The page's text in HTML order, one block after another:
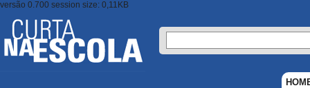
versão 0.700 session size: 0,11KB